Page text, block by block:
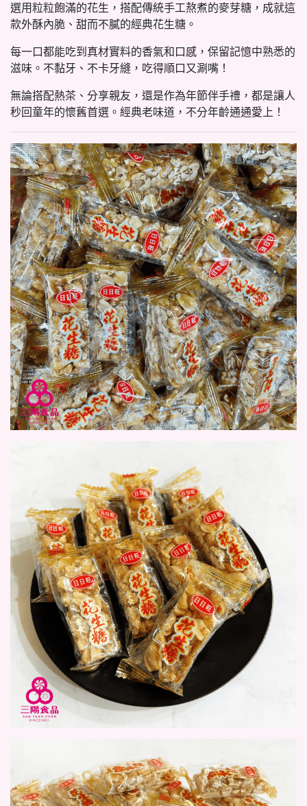
選用粒粒飽滿的花生，搭配傳統手工熬煮的麥芽糖，成就這
款外酥內脆、甜而不膩的經典花生糖。
每一口都能吃到真材實料的香氣和口感，保留記憶中熟悉的
滋味。不黏牙、不卡牙縫，吃得順口又涮嘴！
無論搭配熱茶、分享親友，還是作為年節伴手禮，都是讓人
秒回童年的懷舊首選。經典老味道，不分年齡通通愛上！